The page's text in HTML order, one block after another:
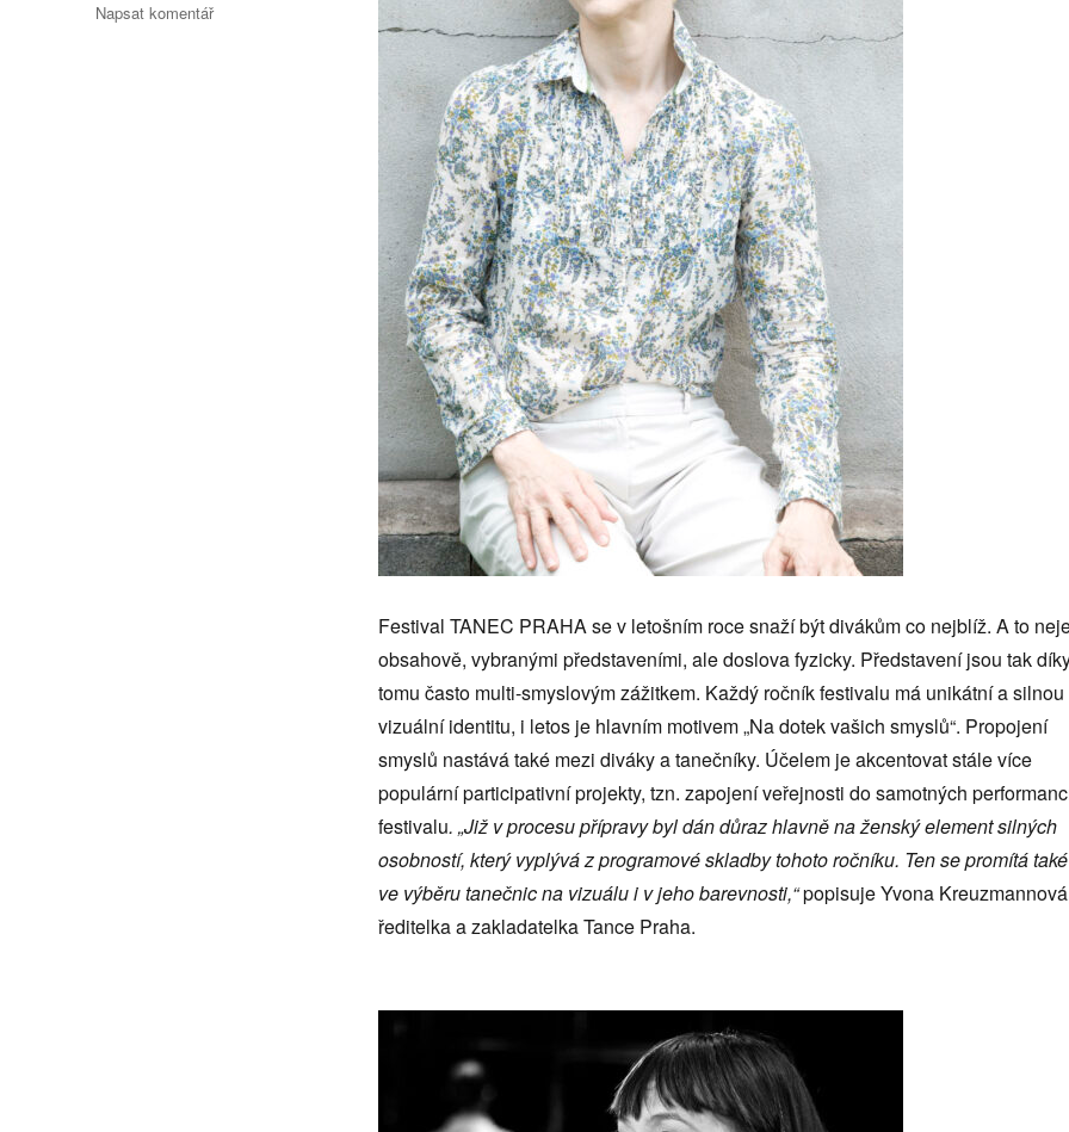
Festival TANEC PRAHA se v letošním roce snaží být divákům co nejblíž. A to
obsahově, vybranými představeními, ale doslova fyzicky. Představení jsou tak
tomu často multi-smyslovým zážitkem. Každý ročník festivalu má unikátní a silnou
vizuální identitu, i letos je hlavním motivem „Na dotek vašich smyslů“. Propojení
smyslů nastává také mezi diváky a tanečníky. Účelem je akcentovat stále více
populární participativní projekty, tzn. zapojení veřejnosti do samotných
festivalu. „Již v procesu přípravy byl dán důraz hlavně na ženský element silných
osobností, který vyplývá z programové skladby tohoto ročníku. Ten se promítá také
ve výběru tanečnic na vizuálu i v jeho barevnosti,“popisuje Yvona
ředitelka a zakladatelka Tance Praha.
Napsat komentářpro